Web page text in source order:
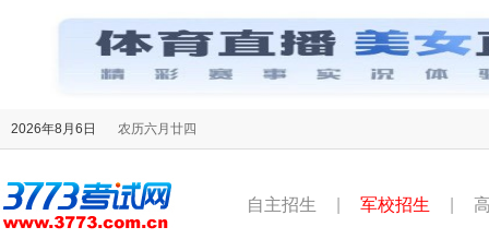
2026年8月6日 农历六月廿四
自主招生 军校招生